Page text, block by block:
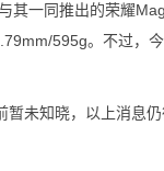
其一同推出的荣耀
595g。不过，
未知晓，以上消息仍